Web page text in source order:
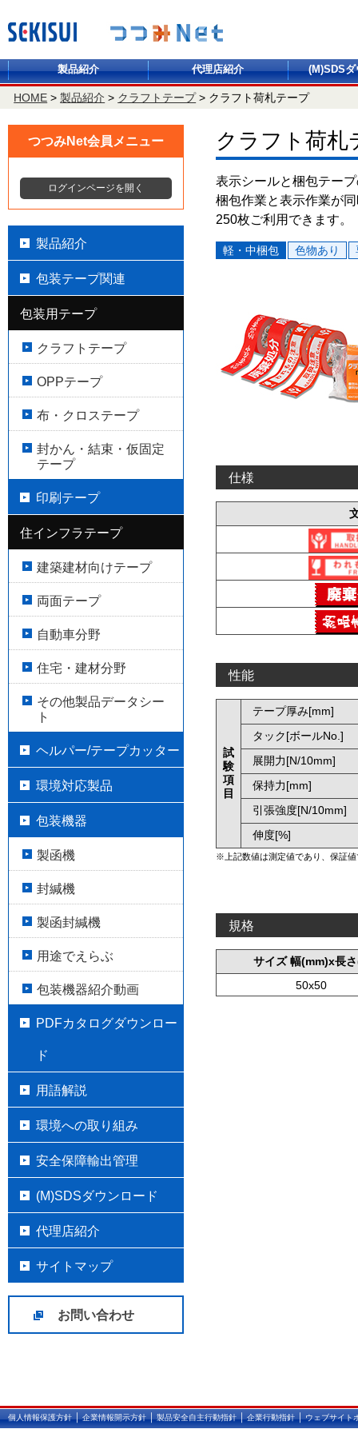
製品紹介 代理店紹介 (M)SDS
HOME >製品紹介 > クラフトテープ> クラフト荷札テープ
クラフト荷札
表示シールと梱包テー
梱包作業と表示作業が
250枚ご利用できます
軽・中梱包 色物あり
仕様
性能
試
験
項
目
テープ厚み[mm]
タック[ボールNo.]
展開力[N/10mm]
保持力[mm]
引張強度[N/10mm]
伸度[%]
※上記数値は測定値であり、保証
規格
サイズ 幅(mm)x長
50x50
つつみNet会員メニュー
ログインページを開く
製品紹介
包装テープ関連
包装用テープ
クラフトテープ
OPPテープ
布・クロステープ
封かん・結束・仮固定
テープ
印刷テープ
住インフラテープ
建築建材向けテープ
両面テープ
自動車分野
住宅・建材分野
その他製品データシー
ト
ヘルパー/テープカッター
環境対応製品
包装機器
製函機
封緘機
製函封緘機
用途でえらぶ
包装機器紹介動画
PDFカタログダウンロー
ド
用語解説
環境への取り組み
安全保障輸出管理
(M)SDSダウンロード
代理店紹介
サイトマップ
お問い合わせ
個人情報保護方針｜企業情報開示方針｜製品安全自主行動指針｜企業行動指針｜ウェブサイト